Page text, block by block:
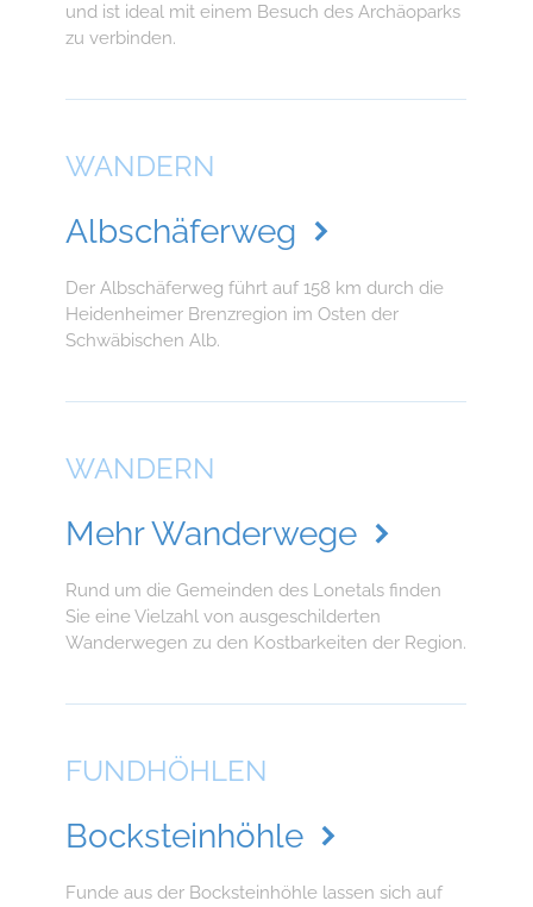
und ist ideal mit einem Besuch des Archäoparks
zu verbinden.
WANDERN
Albschäferweg
Der Albschäferweg führt auf 158 km durch die
Heidenheimer Brenzregion im Osten der
Schwäbischen Alb.
WANDERN
Mehr Wanderwege
Rund um die Gemeinden des Lonetals finden
Sie eine Vielzahl von ausgeschilderten
Wanderwegen zu den Kostbarkeiten der Region.
FUNDHÖHLEN
Bocksteinhöhle
Funde aus der Bocksteinhöhle lassen sich auf